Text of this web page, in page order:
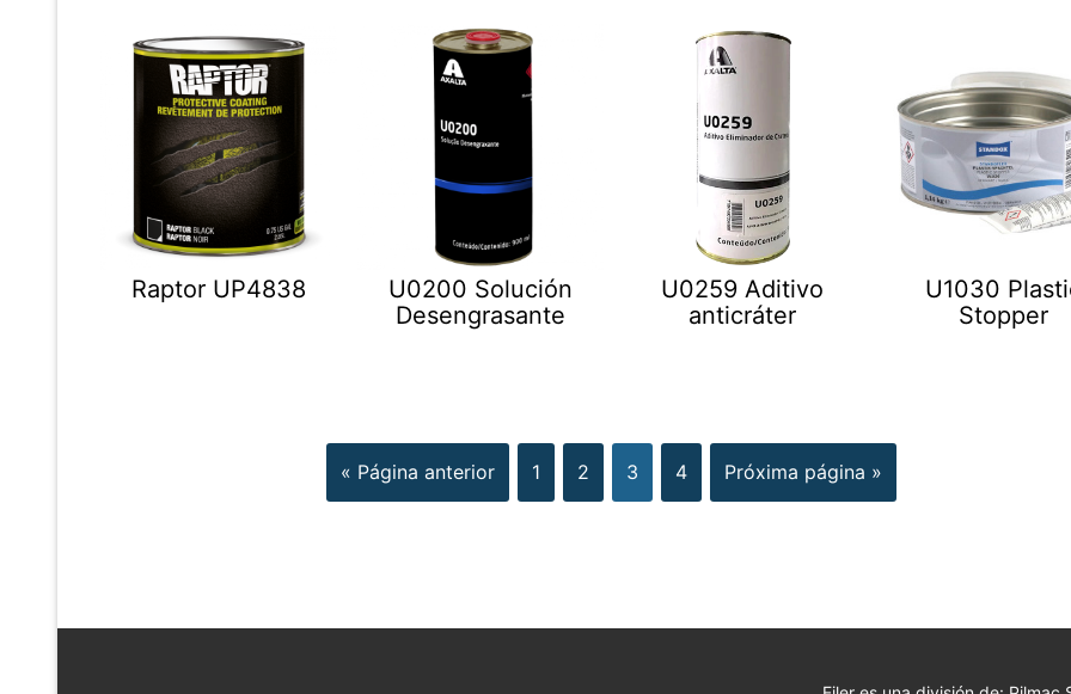
Raptor UP4838
U0200 Solución
Desengrasante
U0259 Aditivo
anticráter
U1030
Stopper
« Página anterior 1 2 3 4 Próxima página »